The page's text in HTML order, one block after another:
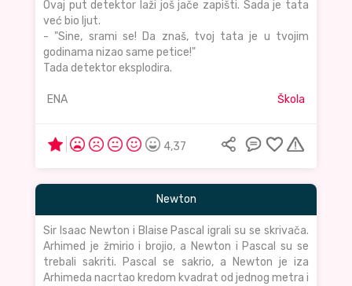
Ovaj put detektor laži još jače zapišti. Sada je tata
već bio ljut.
- "Sine, srami se! Da znaš, tvoj tata je u tvojim
godinama nizao same petice!"
Tada detektor eksplodira.
ENA Škola
4,37
Newton
Sir Isaac Newton i Blaise Pascal igrali su se skrivača.
Arhimed je žmirio i brojio, a Newton i Pascal su se
trebali sakriti. Pascal se sakrio, a Newton je iza
Arhimeda nacrtao kredom kvadrat od jednog metra i